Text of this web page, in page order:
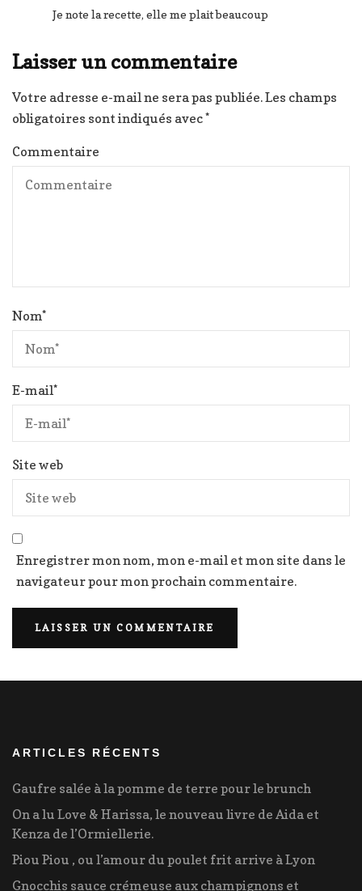
Je note la recette, elle me plait beaucoup
Laisser un commentaire
Votre adresse e-mail ne sera pas publiée.Les champs
obligatoires sont indiqués avec*
Commentaire
Nom*
E-mail*
Site web
Enregistrer mon nom, mon e-mail et mon site dans le
navigateur pour mon prochain commentaire.
ARTICLES RÉCENTS
Gaufre salée à la pomme de terre pour le brunch
On a lu Love & Harissa, le nouveau livre de Aida et
Kenza de l’Ormiellerie.
Piou Piou , ou l’amour du poulet frit arrive à Lyon
Gnocchis sauce crémeuse aux champignons et